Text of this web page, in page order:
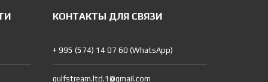
КОНТАКТЫ ДЛЯ СВЯЗИ
+ 995 (574) 14 07 60 (WhatsApp)
gulfstream.ltd.1@gmail.com